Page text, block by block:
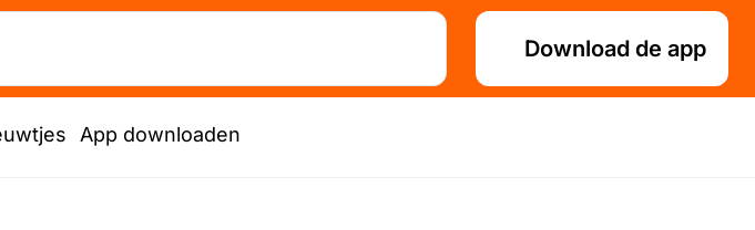
Download de app
App downloaden